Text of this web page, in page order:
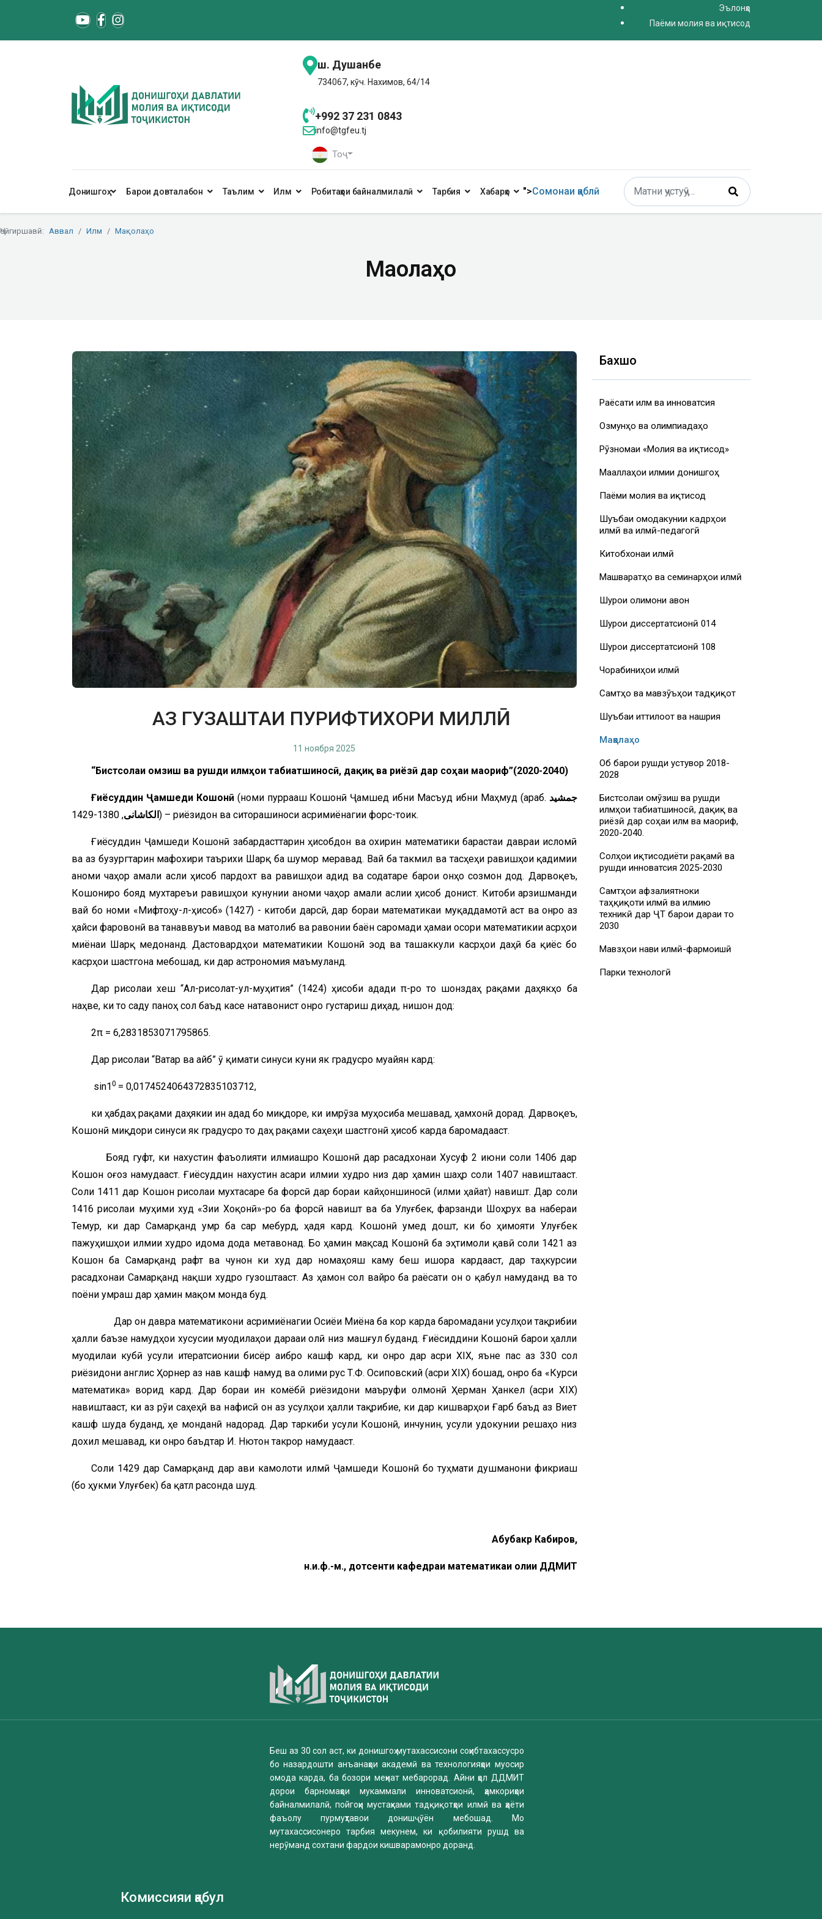
Эълонҳо
Паёми молия ва иқтисод
ш. Душанбе
734067, кӯч. Нахимов, 64/14
+992 37 231 0843
info@tgfeu.tj
Тоҷ
Донишгоҳ Барои довталабон Таълим Илм Робитаҳои байналмилалӣ Тарбия Хабарҳо ">Сомонаи қаблӣ
Поиск
Type 2 or more characters for results.
Ҷойгиршавӣ: Аввал Илм Мақолаҳо
Мақолаҳо
АЗ ГУЗАШТАИ ПУРИФТИХОРИ МИЛЛӢ
11 ноября 2025
“Бистсолаи омӯзиш ва рушди илмҳои табиатшиносӣ, дақиқ ва риёзӣ дар соҳаи маориф”(2020-2040)
Ғиёсуддин Ҷамшеди Кошонӣ(номи пуррааш Кошонӣ Ҷамшед ибни Масъуд ибни Маҳмуд (араб. جمشید
الکاشانی, 1380-1429) – риёзидон ва ситорашиноси асримиёнагии форс-тоҷик.
Ғиёсуддин Ҷамшеди Кошонӣ забардасттарин ҳисобдон ва охирин математики барҷастаи давраи исломӣ
ва аз бузургтарин мафохири таърихи Шарқ ба шумор меравад. Вай ба такмил ва тасҳеҳи равишҳои қадимии
анҷоми чаҳор амали асли ҳисоб пардохт ва равишҳои ҷадид ва содатаре барои онҳо созмон дод. Дарвоқеъ,
Кошониро бояд мухтареъи равишҳои кунунии анҷоми чаҳор амали аслии ҳисоб донист. Китоби арзишманди
вай бо номи «Мифтоҳу-л-ҳисоб» (1427) - китоби дарсӣ, дар бораи математикаи муқаддамотӣ аст ва онро аз
ҳайси фаровонӣ ва танаввуъи мавод ва матолиб ва равонии баён саромади ҳамаи осори математикии асрҳои
миёнаи Шарқ медонанд. Дастовардҳои математикии Кошонӣ эҷод ва ташаккули касрҳои даҳӣ ба қиёс бо
касрҳои шастгона мебошад, ки дар астрономия маъмуланд.
Дар рисолаи хеш “Ал-рисолат-ул-муҳития” (1424) ҳисоби адади π-ро то шонздаҳ рақами даҳякҳо ба
наҳве, ки то саду панҷоҳ сол баъд касе натавонист онро густариш диҳад, нишон дод:
2π = 6,2831853071795865.
Дар рисолаи “Ватар ва ҷайб” ӯ қимати синуси кунҷи як градусро муайян кард:
sin10 = 0,0174524064372835103712,
ки ҳабдаҳ рақами даҳякии ин адад бо миқдоре, ки имрӯза муҳосиба мешавад, ҳамхонӣ дорад. Дарвоқеъ,
Кошонӣ миқдори синуси як градусро то даҳ рақами саҳеҳи шастгонӣ ҳисоб карда баромадааст.
Бояд гуфт, ки нахустин фаъолияти илмиашро Кошонӣ дар расадхонаи Хусуф 2 июни соли 1406 дар
Кошон оғоз намудааст. Ғиёсуддин нахустин асари илмии худро низ дар ҳамин шаҳр соли 1407 навиштааст.
Соли 1411 дар Кошон рисолаи мухтасаре ба форсӣ дар бораи кайҳоншиносӣ (илми ҳайат) навишт. Дар соли
1416 рисолаи муҳими худ «Зиҷи Хоқонӣ»-ро ба форсӣ навишт ва ба Улуғбек, фарзанди Шоҳрух ва набераи
Темур, ки дар Самарқанд умр ба сар мебурд, ҳадя кард. Кошонӣ умед дошт, ки бо ҳимояти Улуғбек
пажуҳишҳои илмии худро идома дода метавонад. Бо ҳамин мақсад Кошонӣ ба эҳтимоли қавӣ соли 1421 аз
Кошон ба Самарқанд рафт ва чунон ки худ дар номаҳояш каму беш ишора кардааст, дар таҳкурсии
расадхонаи Самарқанд нақши худро гузоштааст. Аз ҳамон сол вайро ба раёсати он ҷо қабул намуданд ва то
поёни умраш дар ҳамин мақом монда буд.
Дар он давра математикони асримиёнагии Осиёи Миёна ба кор карда баромадани усулҳои тақрибии
ҳалли баъзе намудҳои хусусии муодилаҳои дараҷаи олӣ низ машғул буданд. Ғиёсиддини Кошонӣ барои ҳалли
муодилаи кубӣ усули итератсионии бисёр аҷибро кашф кард, ки онро дар асри XIX, яъне пас аз 330 сол
риёзидони англис Ҳорнер аз нав кашф намуд ва олими рус Т.Ф. Осиповский (асри XIX) бошад, онро ба «Курси
математика» ворид кард. Дар бораи ин комёбӣ риёзидони маъруфи олмонӣ Ҳерман Ҳанкел (асри XIX)
навиштааст, ки аз рӯи саҳеҳӣ ва нафисӣ он аз усулҳои ҳалли тақрибие, ки дар кишварҳои Ғарб баъд аз Виет
кашф шуда буданд, ҳеҷ монданӣ надорад. Дар таркиби усули Кошонӣ, инчунин, усули ҷудокунии решаҳо низ
дохил мешавад, ки онро баъдтар И. Нютон такрор намудааст.
Соли 1429 дар Самарқанд дар авҷи камолоти илмӣ Ҷамшеди Кошонӣ бо туҳмати душманони фикриаш
(бо ҳукми Улуғбек) ба қатл расонда шуд.
Абубакр Кабиров,
н.и.ф.-м., дотсенти кафедраи математикаи олии ДДМИТ
Бахшҳо
Раёсати илм ва инноватсия
Озмунҳо ва олимпиадаҳо
Рӯзномаи «Молия ва иқтисод»
Маҷаллаҳои илмии донишгоҳ
Паёми молия ва иқтисод
Шуъбаи омодакунии кадрҳои
илмӣ ва илмӣ-педагогӣ
Китобхонаи илмӣ
Машваратҳо ва семинарҳои илмӣ
Шурои олимони ҷавон
Шурои диссертатсионӣ 014
Шурои диссертатсионӣ 108
Чорабиниҳои илмӣ
Самтҳо ва мавзӯъҳои тадқиқот
Шуъбаи иттилоот ва нашрия
Мақолаҳо
Об барои рушди устувор 2018-
2028
Бистсолаи омӯзиш ва рушди
илмҳои табиатшиносӣ, дақиқ ва
риёзӣ дар соҳаи илм ва маориф,
2020-2040.
Солҳои иқтисодиёти рақамӣ ва
рушди инноватсия 2025-2030
Самтҳои афзалиятноки
таҳқиқоти илмӣ ва илмию
техникӣ дар ҶТ барои дараи то
2030
Мавзҳои нави илмӣ-фармоишӣ
Парки технологӣ
Беш аз 30 сол аст, ки донишгоҳ мутахассисони соҳибтахассусро
бо назардошти анъанаҳои академӣ ва технологияҳои муосир
омода карда, ба бозори меҳнат мебарорад. Айни ҳол ДДМИТ
дорои барномаҳои мукаммали инноватсионӣ, ҳамкориҳои
байналмилалӣ, пойгоҳи мустаҳками тадқиқотҳои илмӣ ва ҳаёти
фаъолу пурмуҳтавои донишҷӯён мебошад. Мо
мутахассисонеро тарбия мекунем, ки қобилияти рушд ва
нерӯманд сохтани фардои кишварамонро доранд.
Комиссияи қабул